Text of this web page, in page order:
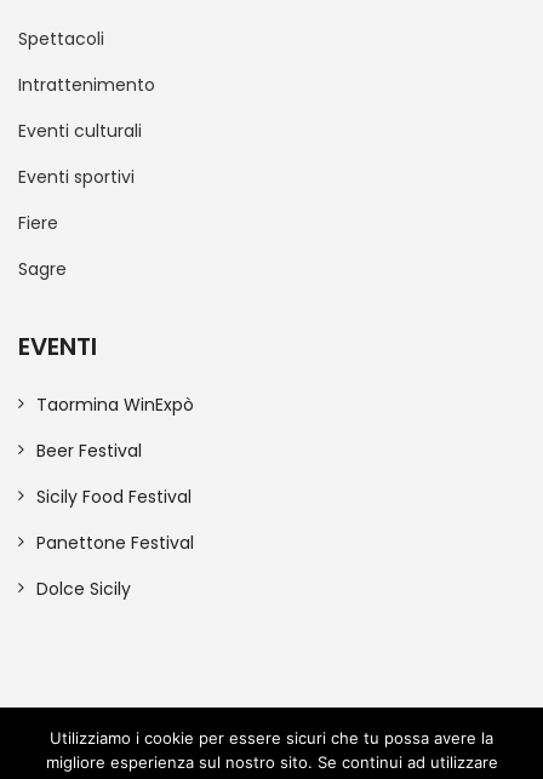
Spettacoli
Intrattenimento
Eventi culturali
Eventi sportivi
Fiere
Sagre
EVENTI
Taormina WinExpò
Beer Festival
Sicily Food Festival
Panettone Festival
Dolce Sicily
Utilizziamo i cookie per essere sicuri che tu possa avere la
migliore esperienza sul nostro sito. Se continui ad utilizzare